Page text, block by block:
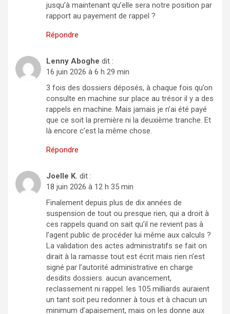
jusqu’à maintenant qu’elle sera notre position par
rapport au payement de rappel ?
Répondre
Lenny Aboghe dit :
16 juin 2026 à 6 h 29 min
3 fois des dossiers déposés, à chaque fois qu’on
consulte en machine sur place au trésor il y a des
rappels en machine. Mais jamais je n’ai été payé
que ce soit la première ni la deuxième tranche. Et
là encore c’est la même chose.
Répondre
Joelle K. dit :
18 juin 2026 à 12 h 35 min
Finalement depuis plus de dix années de
suspension de tout ou presque rien, qui a droit à
ces rappels quand on sait qu’il ne revient pas à
l’agent public de procéder lui même aux calculs ?
La validation des actes administratifs se fait on
dirait à la ramasse tout est écrit mais rien n’est
signé par l’autorité administrative en charge
desdits dossiers. aucun avancement,
reclassement ni rappel. les 105 milliards auraient
un tant soit peu redonner à tous et à chacun un
minimum d’apaisement, mais on les donne aux